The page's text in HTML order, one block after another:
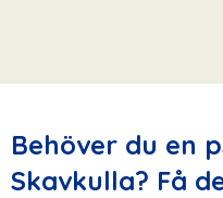
Behöver du en
Skavkulla? Få